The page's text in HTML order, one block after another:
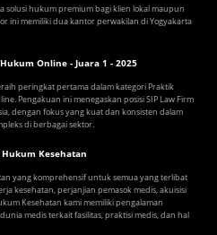
solusi hukum premium bagi klien lokal maupun
ini memiliki dua kantor perwakilan di Yogyakarta
Online - Juara 1 - 2025
peringkat pertama dalam kategori Praktik
Pengakuan ini menegaskan posisi SIP Law Firm
dengan fokus yang kuat dan konsisten dalam
di berbagai sektor.
Kesehatan
yang komprehensif untuk semua yang terlibat
kesehatan, perjanjian pemasok medis, akuisisi
Kesehatan kami memiliki pengalaman
medis terkait fasilitas, praktisi medis, dan hal